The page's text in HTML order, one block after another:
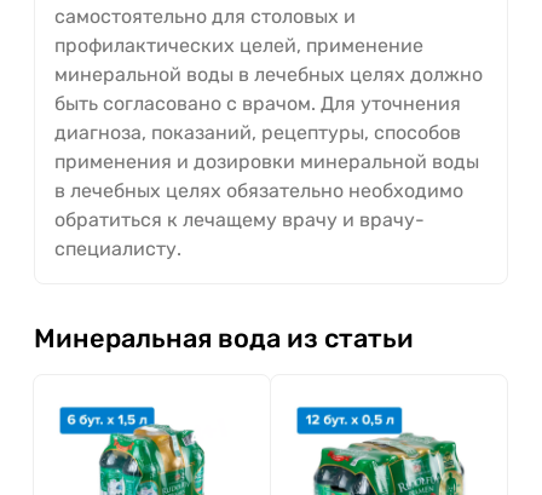
самостоятельно для столовых и
профилактических целей, применение
минеральной воды в лечебных целях должно
быть согласовано с врачом. Для уточнения
диагноза, показаний, рецептуры, способов
применения и дозировки минеральной воды
в лечебных целях обязательно необходимо
обратиться к лечащему врачу и врачу-
специалисту.
Минеральная вода из статьи